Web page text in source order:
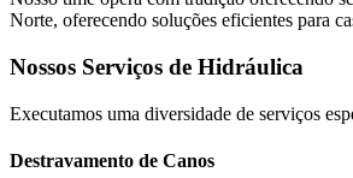
Norte, oferecendo soluções eficientes para
Nossos Serviços de Hidráulica
Executamos uma diversidade de serviços
Destravamento de Canos